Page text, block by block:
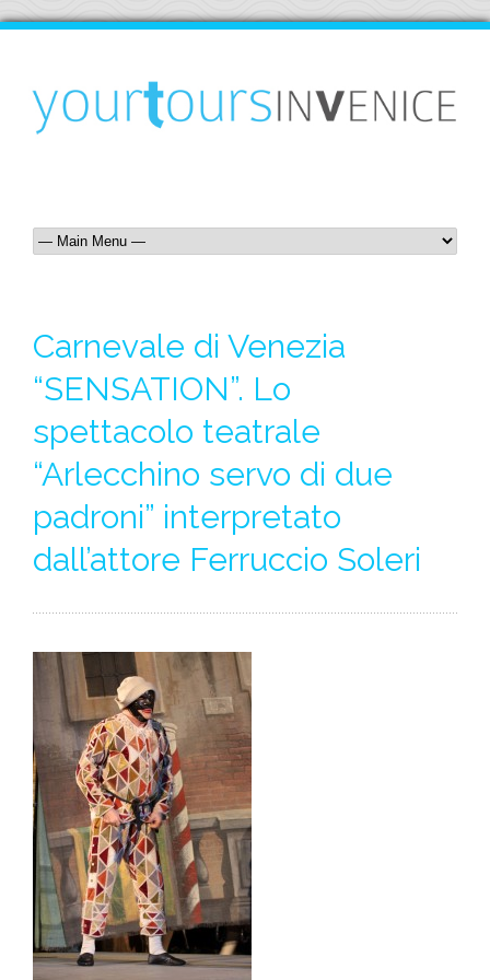
Carnevale di Venezia
“SENSATION”. Lo
spettacolo teatrale
“Arlecchino servo di due
padroni” interpretato
dall’attore Ferruccio Soleri